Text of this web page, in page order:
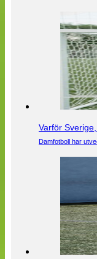
Varför
Damfotboll har